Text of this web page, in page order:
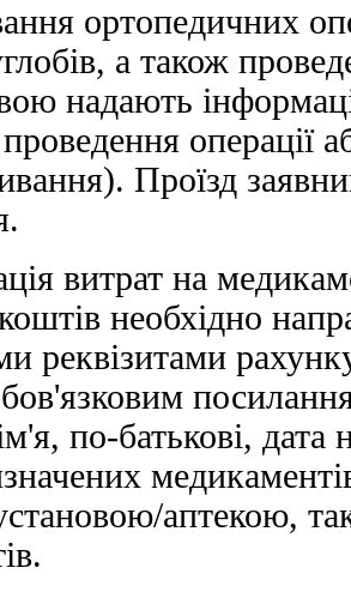
ортопедичних
а також
надають
операції
Проїзд
витрат на
необхідно
реквізитами
по-батькові,
аптекою,